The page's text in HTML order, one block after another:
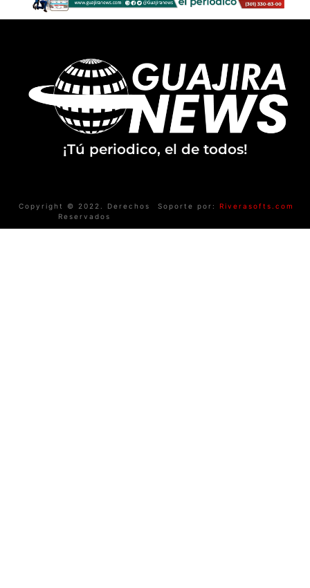
¡Tú periodico, el de todos!
Copyright © 2022. Derechos
Reservados
Soporte por: Riverasofts.com